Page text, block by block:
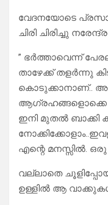
വേദനയോടെ
ചിരി ചിരിച്ചു
” ഭർത്താവെന്ന്
താഴേക്ക് തളർന്നു
കൊടുക്കാനാണ്..
ആഗ്രഹങ്ങളൊക്കെ
ഇനി മുതൽ ബാക്കി
എന്റെ മനസ്സിൽ.
വല്ലാതെ
ഉള്ളിൽ ആ